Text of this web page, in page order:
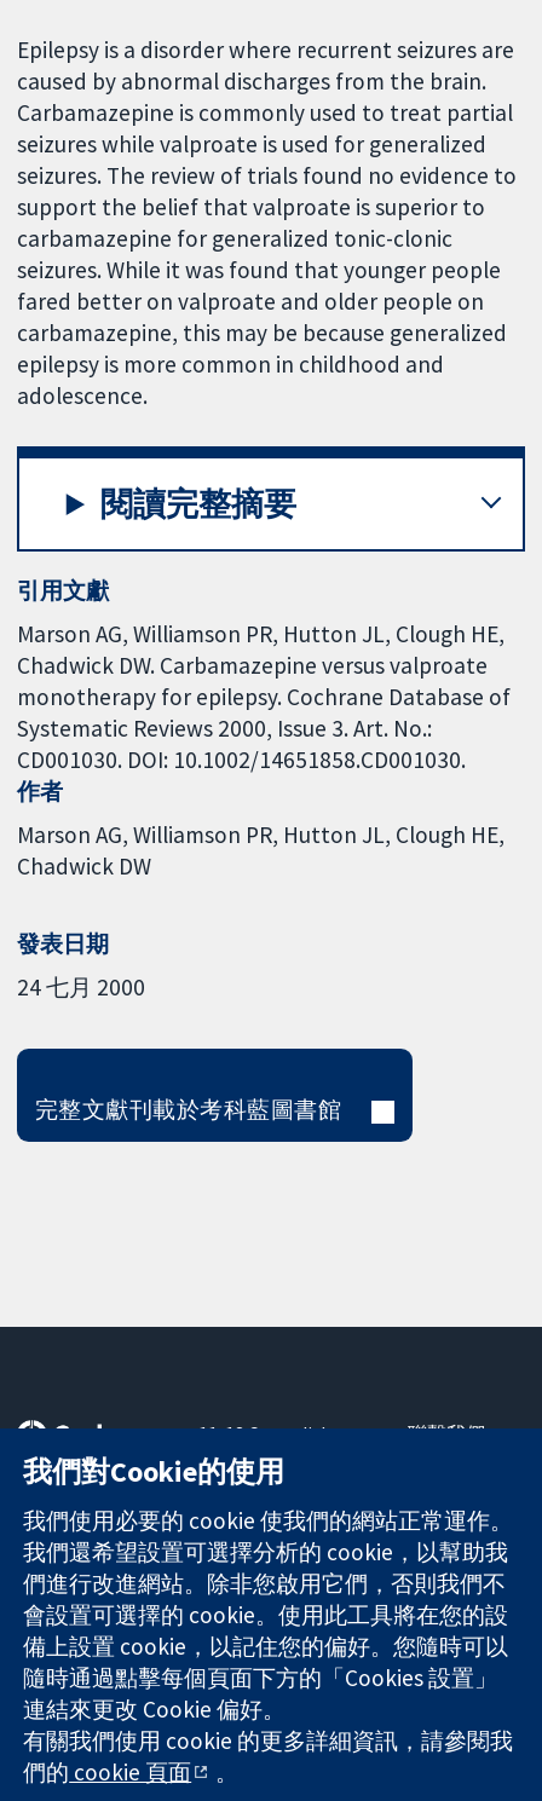
Epilepsy is a disorder where recurrent seizures are
caused by abnormal discharges from the brain.
Carbamazepine is commonly used to treat partial
seizures while valproate is used for generalized
seizures. The review of trials found no evidence to
support the belief that valproate is superior to
carbamazepine for generalized tonic-clonic
seizures. While it was found that younger people
fared better on valproate and older people on
carbamazepine, this may be because generalized
epilepsy is more common in childhood and
adolescence.
閱讀完整摘要
引用文獻
Marson AG, Williamson PR, Hutton JL, Clough HE,
Chadwick DW. Carbamazepine versus valproate
monotherapy for epilepsy. Cochrane Database of
Systematic Reviews 2000, Issue 3. Art. No.:
CD001030. DOI: 10.1002/14651858.CD001030.
作者
Marson AG Williamson PR Hutton JL Clough HE
Chadwick DW
發表日期
24 七月 2000
完整文獻刊載於考科藍圖書館
可信任實證
知情決定
更完善的健康照
護
11-13 Cavendish
Square
London
W1G 0AN
United Kingdom
聯繫我們
關於我們
工作機會
Cochrane
Library
The Cochrane Collaboration is a charity (no. 1045921) and a
company limited by guarantee (no. 03044323) registered in
England & Wales. VAT registration number GB 718 2127 49.
版權所有 © 2026 The Cochrane Collaboration
我們對Cookie的使用
我們使用必要的 cookie 使我們的網站正常運作。
我們還希望設置可選擇分析的 cookie，以幫助我
們進行改進網站。除非您啟用它們，否則我們不
會設置可選擇的 cookie。使用此工具將在您的設
備上設置 cookie，以記住您的偏好。您隨時可以
隨時通過點擊每個頁面下方的「Cookies 設置」
連結來更改 Cookie 偏好。
有關我們使用 cookie 的更多詳細資訊，請參閱我
們的 cookie 頁面 。